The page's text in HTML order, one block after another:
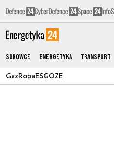
Surowce Energetyka Transport
GazRopaESGOZE